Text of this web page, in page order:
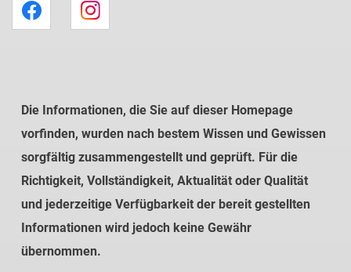
Die Informationen, die Sie auf dieser Homepage
vorfinden, wurden nach bestem Wissen und Gewissen
sorgfältig zusammengestellt und geprüft. Für die
Richtigkeit, Vollständigkeit, Aktualität oder Qualität
und jederzeitige Verfügbarkeit der bereit gestellten
Informationen wird jedoch keine Gewähr
übernommen.